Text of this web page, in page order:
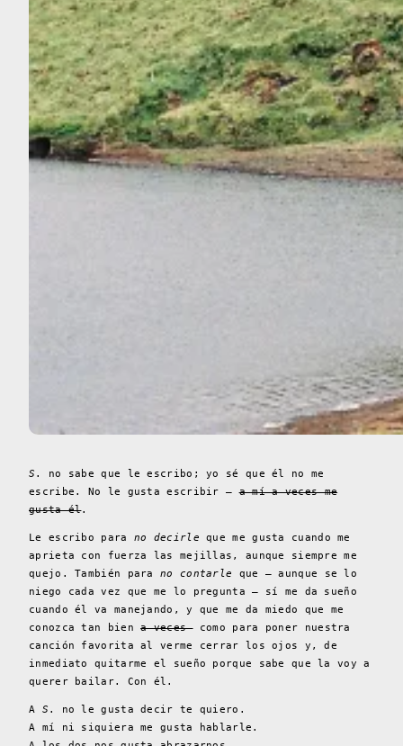
S . no sabe que le escribo; yo sé que él no me
escribe. No le gusta escribir –a mí a veces me
gusta él.
Le escribo para no decirle que me gusta cuando me
aprieta con fuerza las mejillas, aunque siempre me
quejo. También parano contarle
que – aunque se lo
niego cada vez que me lo pregunta – sí me da sueño
cuando él va manejando, y que me da miedo que me
conozca tan biena vecescomo para poner nuestra
canción favorita al verme cerrar los ojos y, de
inmediato quitarme el sueño porque sabe que la voy a
querer bailar. Con él.
A S . no le gusta decir te quiero.
A mí ni siquiera me gusta hablarle.